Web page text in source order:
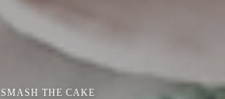
SMASH THE CAKE